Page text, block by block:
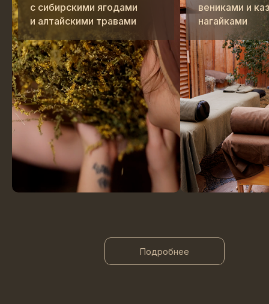
с сибирскими ягодами
и алтайскими травами
вениками и
нагайками
Подробнее